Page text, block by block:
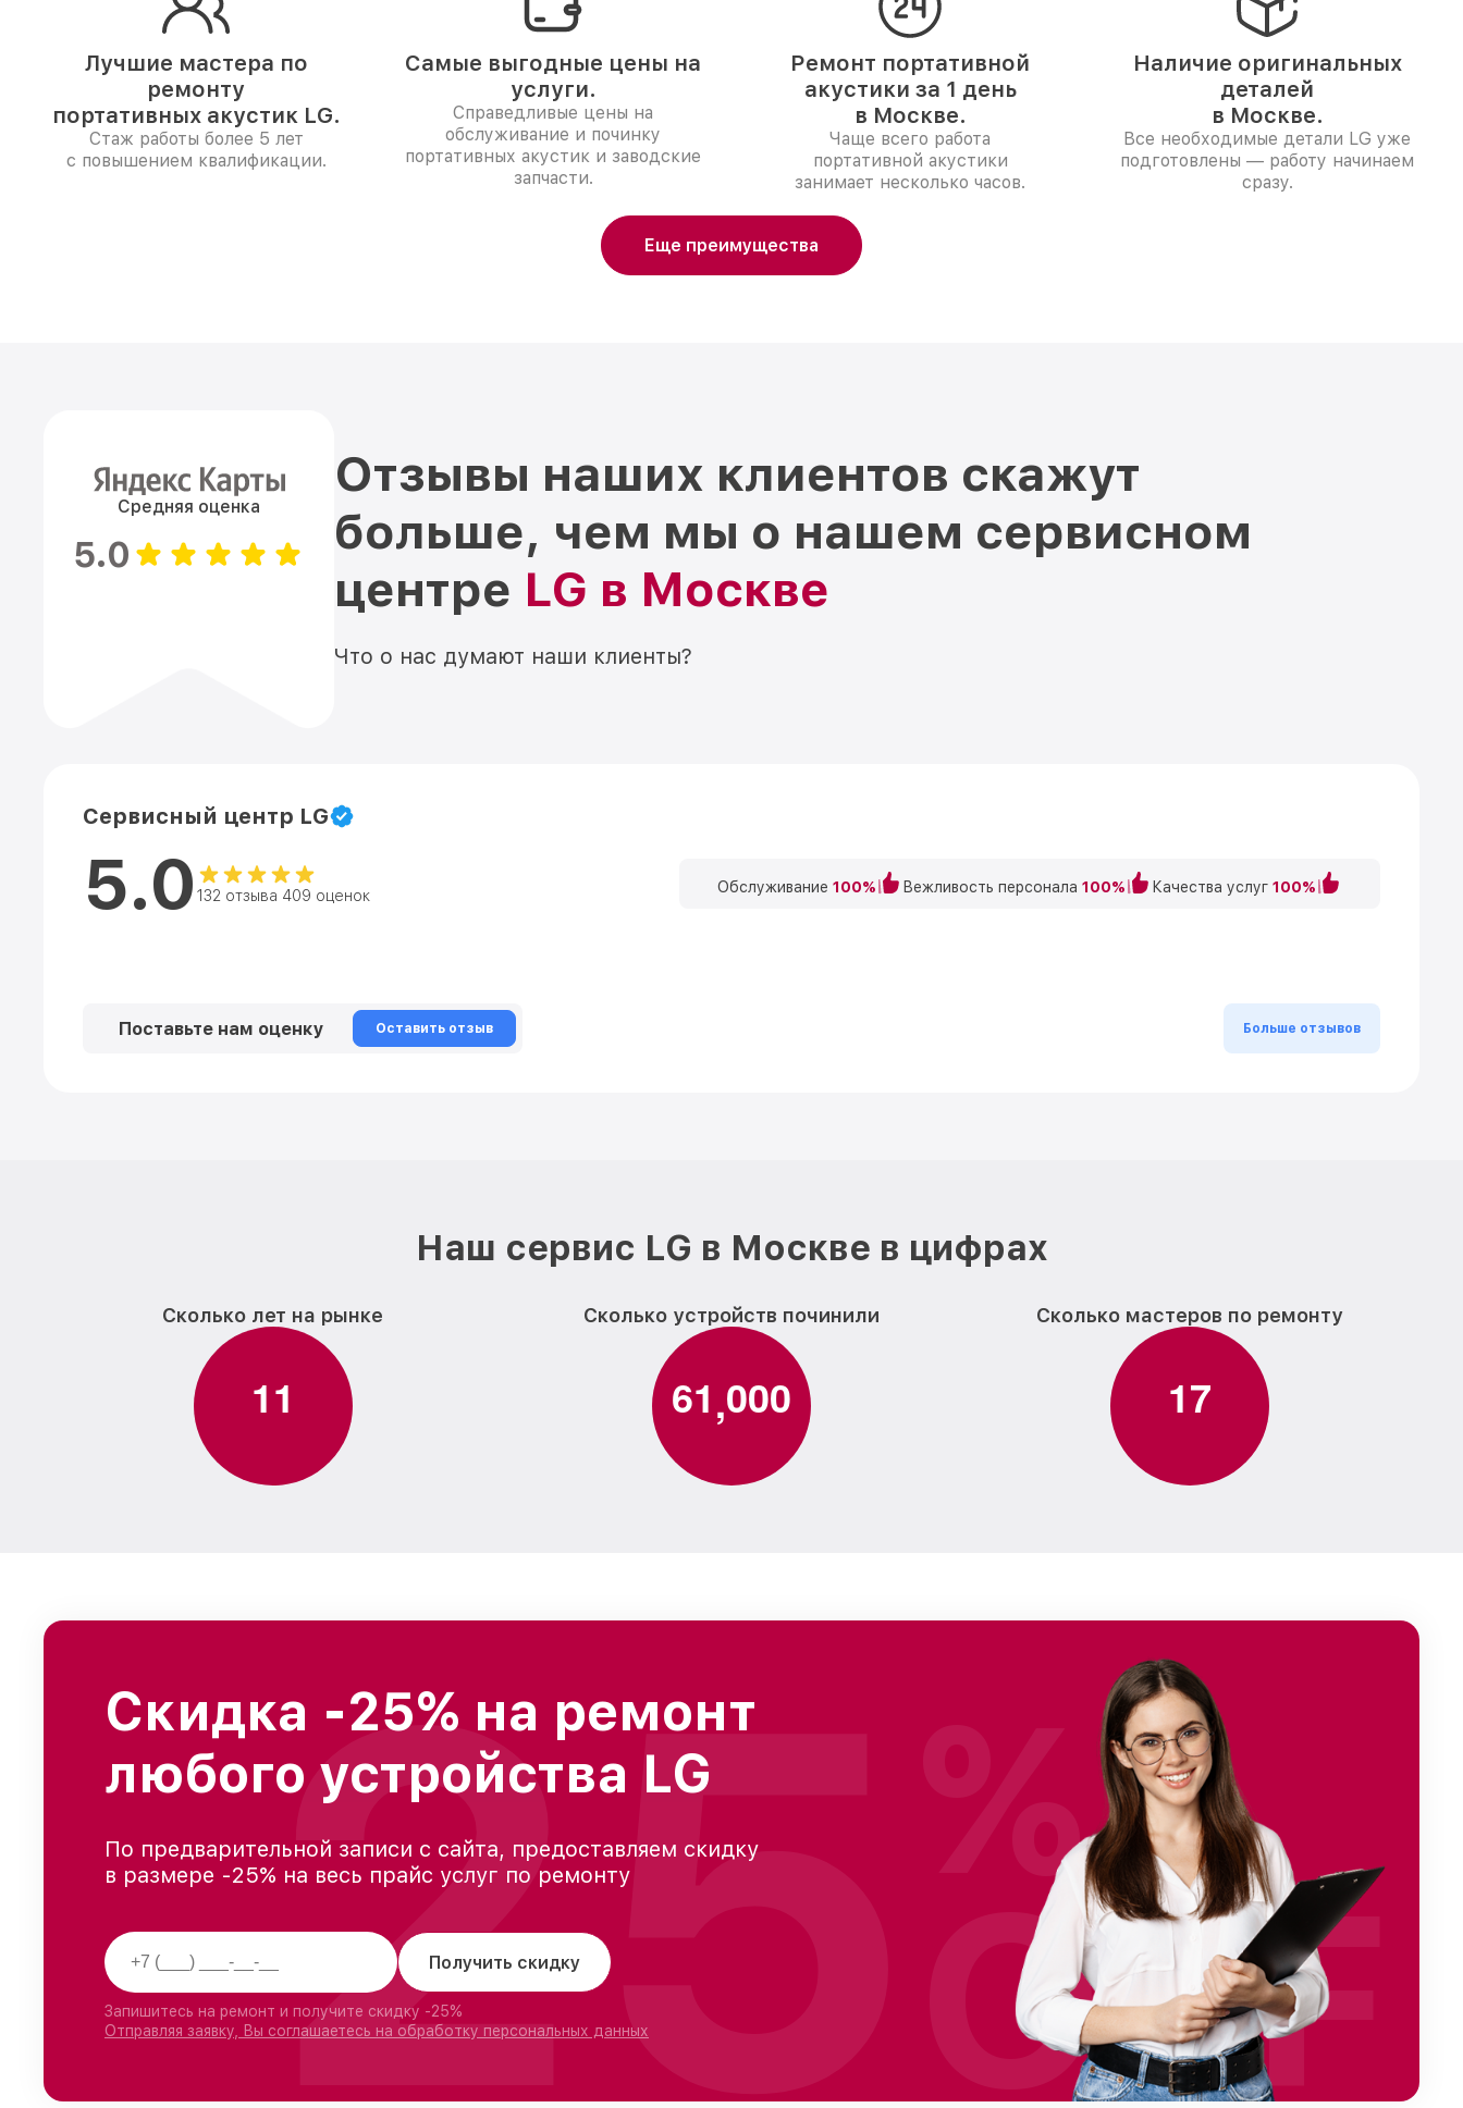
Лучшие мастера по
ремонту
портативных акустик LG.
Стаж работы более 5 лет
с повышением квалификации.
Самые выгодные цены на
услуги.
Справедливые цены на
обслуживание и починку
портативных акустик и заводские
запчасти.
Ремонт портативной
акустики за 1 день
в Москве.
Чаще всего работа
портативной акустики
занимает несколько часов.
Наличие оригинальных
деталей
в Москве.
Все необходимые детали LG уже
подготовлены — работу начинаем
сразу.
Еще преимущества
Средняя оценка
5.0
Отзывы наших клиентов скажут
больше, чем мы о нашем сервисном
центре LG в Москве
Что о нас думают наши клиенты?
Сервисный центр LG
5.0 132 отзыва 409 оценок Обслуживание 100% Вежливость персонала 100% Качества услуг 100%
Поставьте нам оценку Оставить отзыв Больше отзывов
Наш сервис LG в Москве в цифрах
Сколько лет на рынке
11
Сколько устройств починили
61,000
Сколько мастеров по ремонту
17
Скидка -25% на ремонт
любого устройства LG
По предварительной записи с сайта, предоставляем скидку
в размере -25% на весь прайс услуг по ремонту
Получить скидку
Запишитесь на ремонт и получите скидку -25%
Отправляя заявку, Вы соглашаетесь на обработку персональных данных
25 %
OFF